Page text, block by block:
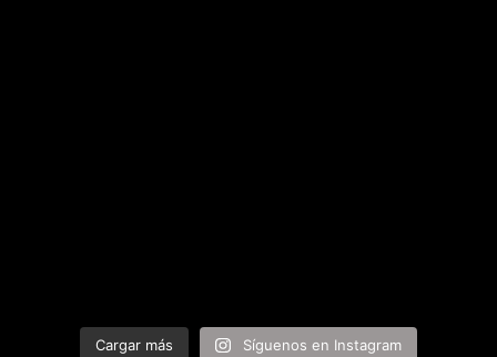
Cargar más Síguenos en Instagram